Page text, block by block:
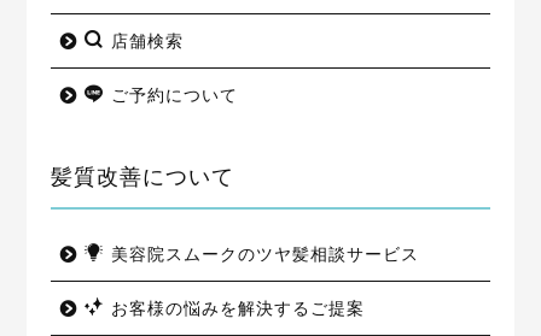
店舗検索
ご予約について
髪質改善について
美容院スムークのツヤ髪相談サービス
お客様の悩みを解決するご提案